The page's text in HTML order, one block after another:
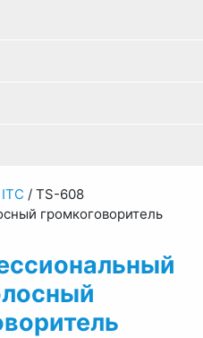
/ TS-608
громкоговоритель